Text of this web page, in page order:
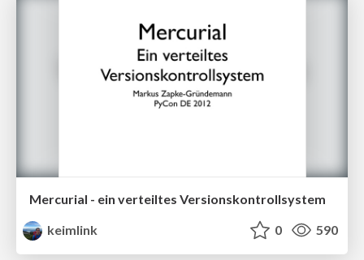
Mercurial - ein verteiltes Versionskontrollsystem
keimlink
0 590